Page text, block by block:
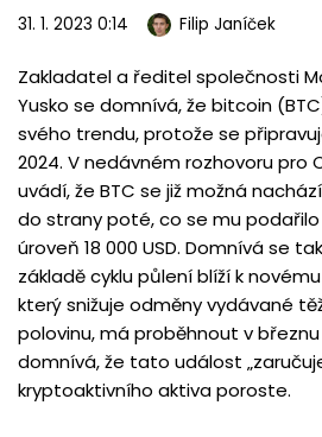
31. 1. 2023 0:14 Filip Janíček
Zakladatel a ředitel společnosti
Yusko se domnívá, že bitcoin
svého trendu, protože se
2024. V nedávném rozhovoru pro
uvádí, že BTC se již možná
do strany poté, co se mu
úroveň 18 000 USD. Domnívá se
základě cyklu půlení blíží k
který snižuje odměny vydávané
polovinu, má proběhnout v březnu
domnívá, že tato událost
kryptoaktivního aktiva poroste.